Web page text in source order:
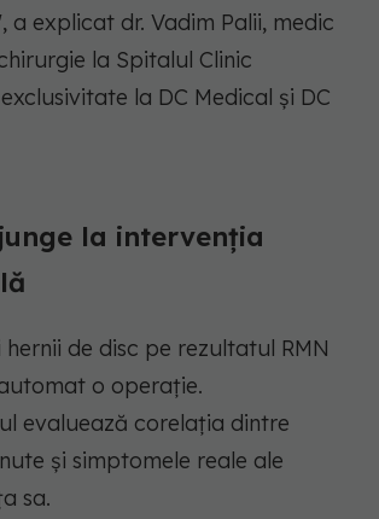
a explicat dr. Vadim Palii, medic
la Spitalul Clinic
la DC Medical și DC
la intervenția
hernii de disc pe rezultatul RMN
o operație.
evaluează corelația dintre
și simptomele reale ale
sa.